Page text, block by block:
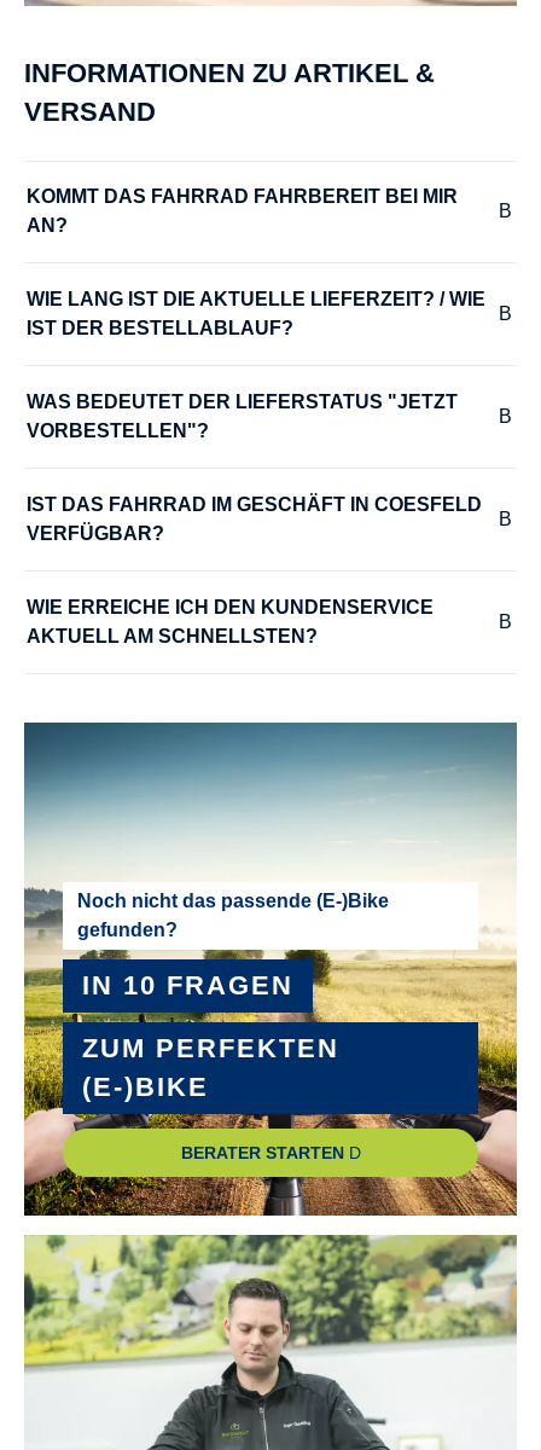
INFORMATIONEN ZU ARTIKEL &
VERSAND
KOMMT DAS FAHRRAD FAHRBEREIT BEI MIR
AN?
WIE LANG IST DIE AKTUELLE LIEFERZEIT? / WIE
IST DER BESTELLABLAUF?
WAS BEDEUTET DER LIEFERSTATUS "JETZT
VORBESTELLEN"?
IST DAS FAHRRAD IM GESCHÄFT IN COESFELD
VERFÜGBAR?
WIE ERREICHE ICH DEN KUNDENSERVICE
AKTUELL AM SCHNELLSTEN?
Noch nicht das passende (E-)Bike
gefunden?
IN 10 FRAGEN
ZUM PERFEKTEN
(E-)BIKE
BERATER STARTEN